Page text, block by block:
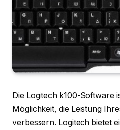
Die Logitech k100-Software
Möglichkeit, die Leistung
verbessern. Logitech bietet